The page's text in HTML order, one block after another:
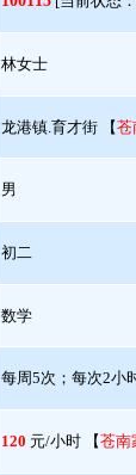
林女士
龙港镇.育才街 【苍
男
初二
数学
每周5次；每次2小
120 元/小时 【苍南